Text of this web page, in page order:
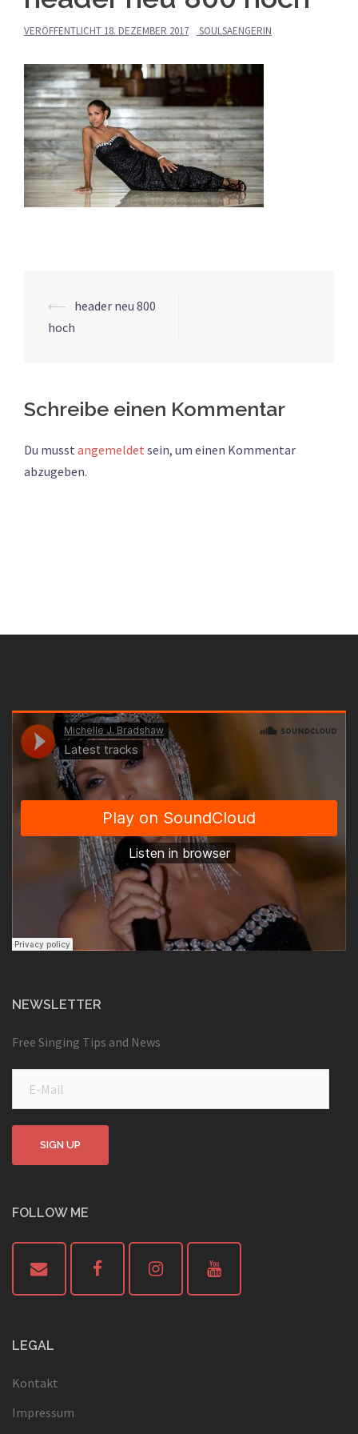
VERÖFFENTLICHT 18. DEZEMBER 2017 SOULSAENGERIN
Beitrags-
Navigation
⟵ header neu 800
hoch
Schreibe einen Kommentar
Du musst angemeldet sein, um einen Kommentar
abzugeben.
NEWSLETTER
Free Singing Tips and News
SIGN UP
FOLLOW ME
LEGAL
Kontakt
Impressum